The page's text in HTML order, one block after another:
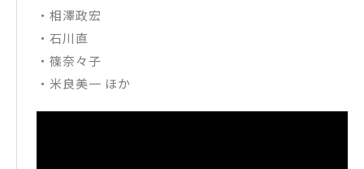
・相澤政宏
・石川直
・篠奈々子
・米良美一 ほか